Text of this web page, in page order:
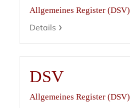
Allgemeines Register (DSV)
Details
DSV
Allgemeines Register (DSV)